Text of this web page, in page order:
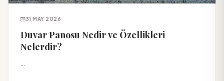
31 MAY 2026
Duvar Panosu Nedir ve Özellikleri
Nelerdir?